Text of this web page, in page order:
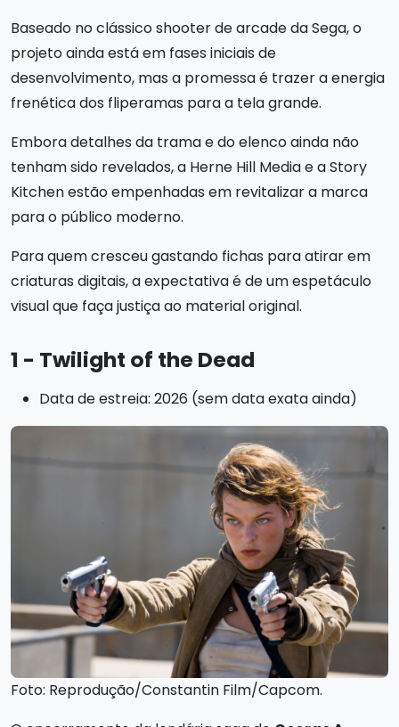
Baseado no clássico shooter de arcade da Sega, o
projeto ainda está em fases iniciais de
desenvolvimento, mas a promessa é trazer a energia
frenética dos fliperamas para a tela grande.
Embora detalhes da trama e do elenco ainda não
tenham sido revelados, a Herne Hill Media e a Story
Kitchen estão empenhadas em revitalizar a marca
para o público moderno.
Para quem cresceu gastando fichas para atirar em
criaturas digitais, a expectativa é de um espetáculo
visual que faça justiça ao material original.
1 - Twilight of the Dead
Data de estreia: 2026 (sem data exata ainda)
Foto: Reprodução/Constantin Film/Capcom.